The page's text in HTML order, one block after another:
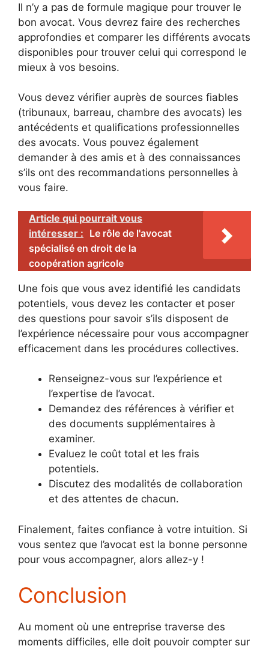
Il n’y a pas de formule magique pour trouver le
bon avocat. Vous devrez faire des recherches
approfondies et comparer les différents avocats
disponibles pour trouver celui qui correspond le
mieux à vos besoins.
Vous devez vérifier auprès de sources fiables
(tribunaux, barreau, chambre des avocats) les
antécédents et qualifications professionnelles
des avocats. Vous pouvez également
demander à des amis et à des connaissances
s’ils ont des recommandations personnelles à
vous faire.
Article qui pourrait vous
intéresser : Le rôle de l'avocat
spécialisé en droit de la
coopération agricole
Une fois que vous avez identifié les candidats
potentiels, vous devez les contacter et poser
des questions pour savoir s’ils disposent de
l’expérience nécessaire pour vous accompagner
efficacement dans les procédures collectives.
Renseignez-vous sur l’expérience et
l’expertise de l’avocat.
Demandez des références à vérifier et
des documents supplémentaires à
examiner.
Evaluez le coût total et les frais
potentiels.
Discutez des modalités de collaboration
et des attentes de chacun.
Finalement, faites confiance à votre intuition. Si
vous sentez que l’avocat est la bonne personne
pour vous accompagner, alors allez-y !
Conclusion
Au moment où une entreprise traverse des
moments difficiles, elle doit pouvoir compter sur